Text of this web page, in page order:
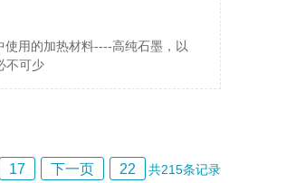
用的加热材料----高纯石墨，以
不可少
17 下一页 22 共215条记录